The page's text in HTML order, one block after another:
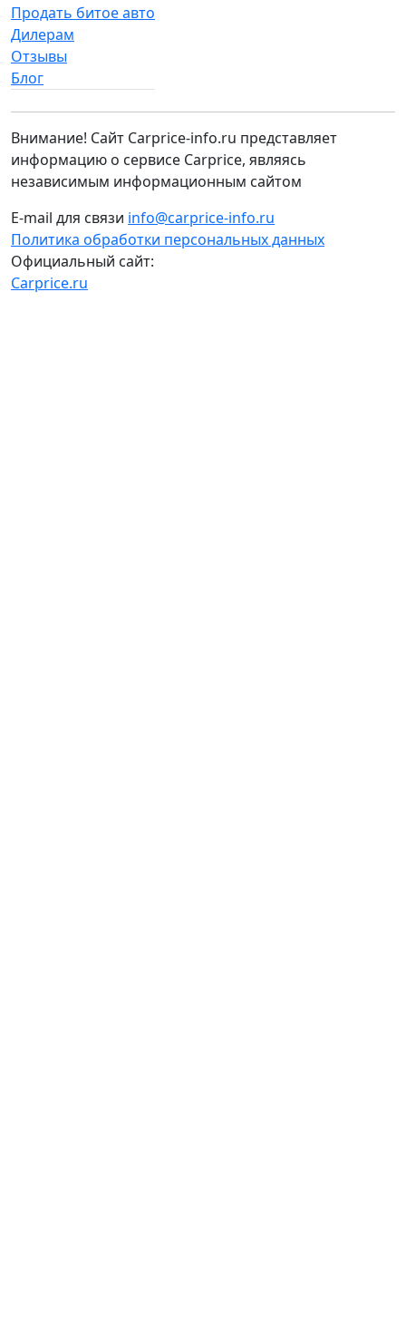
Продать битое авто
Дилерам
Отзывы
Блог
Внимание! Сайт Carprice-info.ru представляет
информацию о сервисе Carprice, являясь
независимым информационным сайтом
E-mail для связи info@carprice-info.ru
Политика обработки персональных данных
Официальный сайт:
Carprice.ru